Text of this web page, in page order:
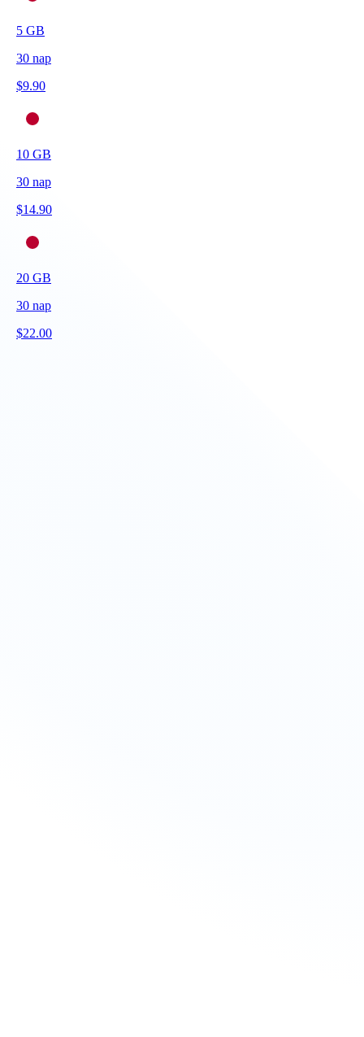
5 GB
30 nap
$9.90
10 GB
30 nap
$14.90
20 GB
30 nap
$22.00